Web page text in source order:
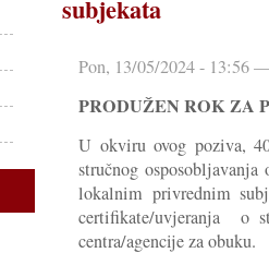
subjekata
Pon, 13/05/2024 - 13:56
PRODUŽEN ROK ZA
U okviru ovog poziva,
stručnog
lokalnim privrednim
certifikate/uvjeranja o
centra/agencije za obuku.